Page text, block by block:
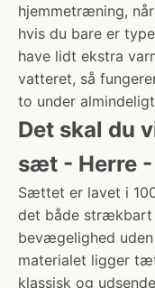
hjemmetræning,
hvis du bare er
have lidt ekstra
vatteret, så
to under
Det skal du
sæt - Herre -
Sættet er lavet i
det både strækbart
bevægelighed
materialet ligger
klassisk og